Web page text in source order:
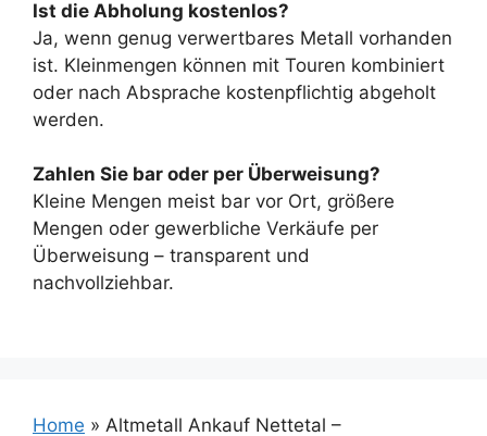
Ist die Abholung kostenlos?
Ja, wenn genug verwertbares Metall vorhanden
ist. Kleinmengen können mit Touren kombiniert
oder nach Absprache kostenpflichtig abgeholt
werden.
Zahlen Sie bar oder per Überweisung?
Kleine Mengen meist bar vor Ort, größere
Mengen oder gewerbliche Verkäufe per
Überweisung – transparent und
nachvollziehbar.
Home » Altmetall Ankauf Nettetal –